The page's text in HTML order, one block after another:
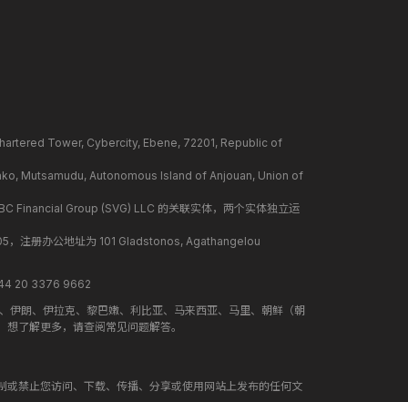
Tower, Cybercity, Ebene, 72201, Republic of
Mutsamudu, Autonomous Island of Anjouan, Union of
Financial Group (SVG) LLC 的关联实体，两个实体独立运
，注册办公地址为 101 Gladstonos, Agathangelou
20 3376 9662
朗、伊拉克、黎巴嫩、利比亚、马来西亚、马里、朝鲜（朝
了解更多，请查阅常见问题解答。
禁止您访问、下载、传播、分享或使用网站上发布的任何文